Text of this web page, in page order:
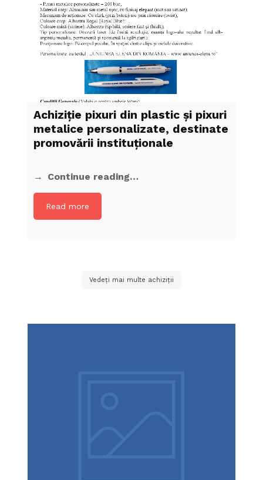
Achiziţie pixuri din plastic și pixuri
metalice personalizate, destinate
promovării instituționale
Continue reading…
Read more
Vedeți mai multe achiziții